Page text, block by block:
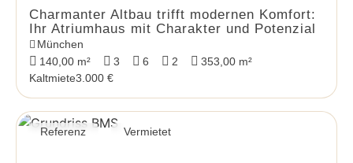
Charmanter Altbau trifft modernen Komfort:
Ihr Atriumhaus mit Charakter und Potenzial
München
140,00 m²
3 6 2
353,00 m²
Kaltmiete3.000 €
Referenz Vermietet